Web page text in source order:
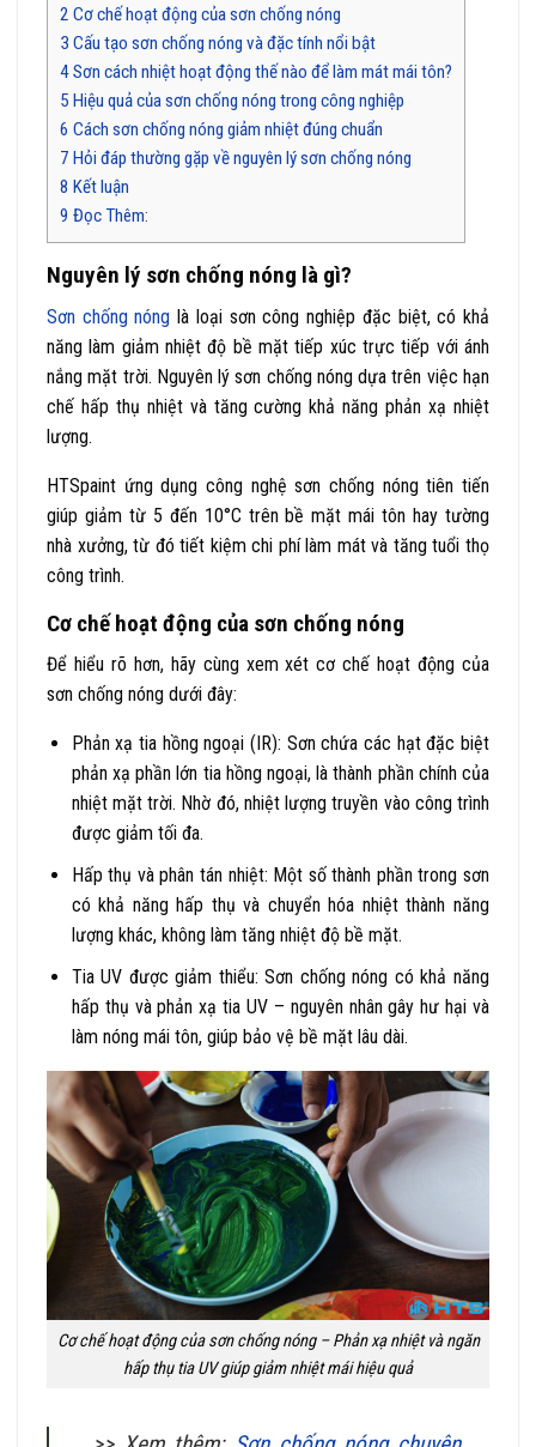
2 Cơ chế hoạt động của sơn chống nóng
3 Cấu tạo sơn chống nóng và đặc tính nổi bật
4Sơn cách nhiệt hoạt động thế nào để làm mát mái tôn?
5 Hiệu quả của sơn chống nóng trong công nghiệp
6 Cách sơn chống nóng giảm nhiệt đúng chuẩn
7 Hỏi đáp thường gặp về nguyên lý sơn chống nóng
8 Kết luận
9 Đọc Thêm:
Nguyên lý sơn chống nóng là gì?
Sơn chống nóng là loại sơn công nghiệp đặc biệt, có khả
năng làm giảm nhiệt độ bề mặt tiếp xúc trực tiếp với ánh
nắng mặt trời. Nguyên lý sơn chống nóng dựa trên việc hạn
chế hấp thụ nhiệt và tăng cường khả năng phản xạ nhiệt
lượng.
HTSpaint ứng dụng công nghệ sơn chống nóng tiên tiến
giúp giảm từ 5 đến 10°C trên bề mặt mái tôn hay tường
nhà xưởng, từ đó tiết kiệm chi phí làm mát và tăng tuổi thọ
công trình.
Cơ chế hoạt động của sơn chống nóng
Để hiểu rõ hơn, hãy cùng xem xét cơ chế hoạt động của
sơn chống nóng dưới đây:
Phản xạ tia hồng ngoại (IR): Sơn chứa các hạt đặc biệt
phản xạ phần lớn tia hồng ngoại, là thành phần chính của
nhiệt mặt trời. Nhờ đó, nhiệt lượng truyền vào công trình
được giảm tối đa.
Hấp thụ và phân tán nhiệt: Một số thành phần trong sơn
có khả năng hấp thụ và chuyển hóa nhiệt thành năng
lượng khác, không làm tăng nhiệt độ bề mặt.
Tia UV được giảm thiểu: Sơn chống nóng có khả năng
hấp thụ và phản xạ tia UV – nguyên nhân gây hư hại và
làm nóng mái tôn, giúp bảo vệ bề mặt lâu dài.
Cơ chế hoạt động của sơn chống nóng – Phản xạ nhiệt và ngăn
hấp thụ tia UV giúp giảm nhiệt mái hiệu quả